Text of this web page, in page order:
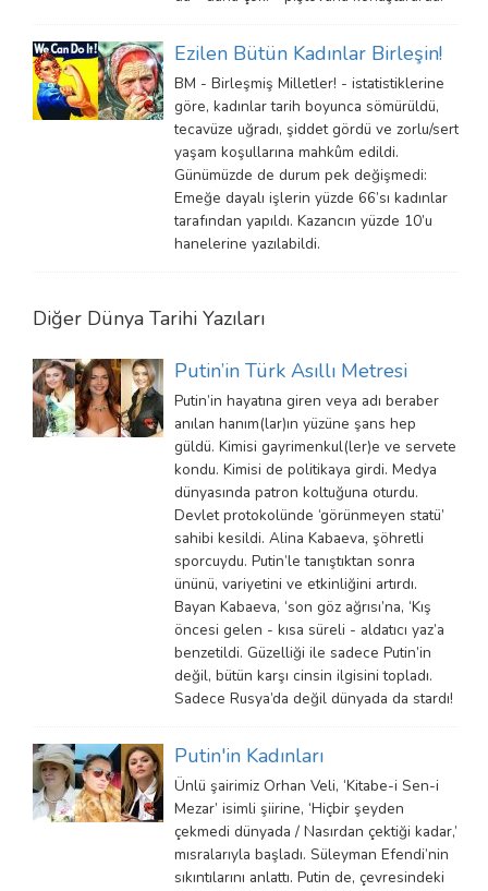
Ezilen Bütün Kadınlar Birleşin!
BM - Birleşmiş Milletler! - istatistiklerine
göre, kadınlar tarih boyunca sömürüldü,
tecavüze uğradı, şiddet gördü ve zorlu/sert
yaşam koşullarına mahkûm edildi.
Günümüzde de durum pek değişmedi:
Emeğe dayalı işlerin yüzde 66’sı kadınlar
tarafından yapıldı. Kazancın yüzde 10’u
hanelerine yazılabildi.
Diğer Dünya Tarihi Yazıları
Putin’in Türk Asıllı Metresi
Putin’in hayatına giren veya adı beraber
anılan hanım(lar)ın yüzüne şans hep
güldü. Kimisi gayrimenkul(ler)e ve servete
kondu. Kimisi de politikaya girdi. Medya
dünyasında patron koltuğuna oturdu.
Devlet protokolünde ‘görünmeyen statü’
sahibi kesildi. Alina Kabaeva, şöhretli
sporcuydu. Putin’le tanıştıktan sonra
ününü, variyetini ve etkinliğini artırdı.
Bayan Kabaeva, ‘son göz ağrısı’na, ‘Kış
öncesi gelen - kısa süreli - aldatıcı yaz’a
benzetildi. Güzelliği ile sadece Putin’in
değil, bütün karşı cinsin ilgisini topladı.
Sadece Rusya’da değil dünyada da stardı!
Putin'in Kadınları
Ünlü şairimiz Orhan Veli, ‘Kitabe-i Sen-i
Mezar’ isimli şiirine, ‘Hiçbir şeyden
çekmedi dünyada / Nasırdan çektiği kadar,’
mısralarıyla başladı. Süleyman Efendi’nin
sıkıntılarını anlattı. Putin de, çevresindeki